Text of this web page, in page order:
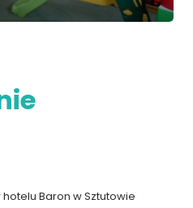
Baron w Sztutowie